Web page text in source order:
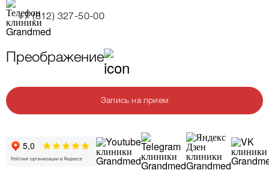
+7 (812) 327-50-00
Преображение
Запись на прием